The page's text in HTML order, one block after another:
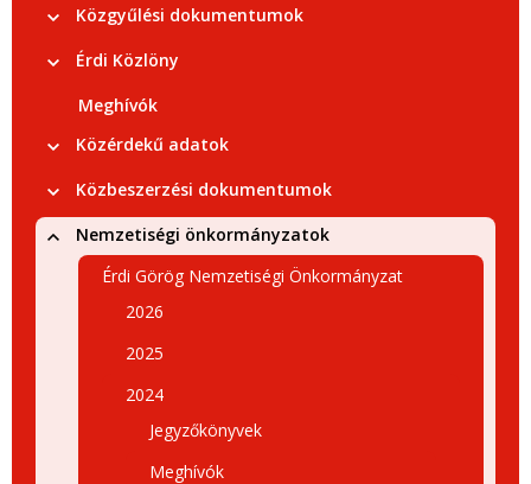
Közgyűlési dokumentumok
Érdi Közlöny
Meghívók
Közérdekű adatok
Közbeszerzési dokumentumok
Nemzetiségi önkormányzatok
Érdi Görög Nemzetiségi Önkormányzat
2026
2025
2024
Jegyzőkönyvek
Meghívók